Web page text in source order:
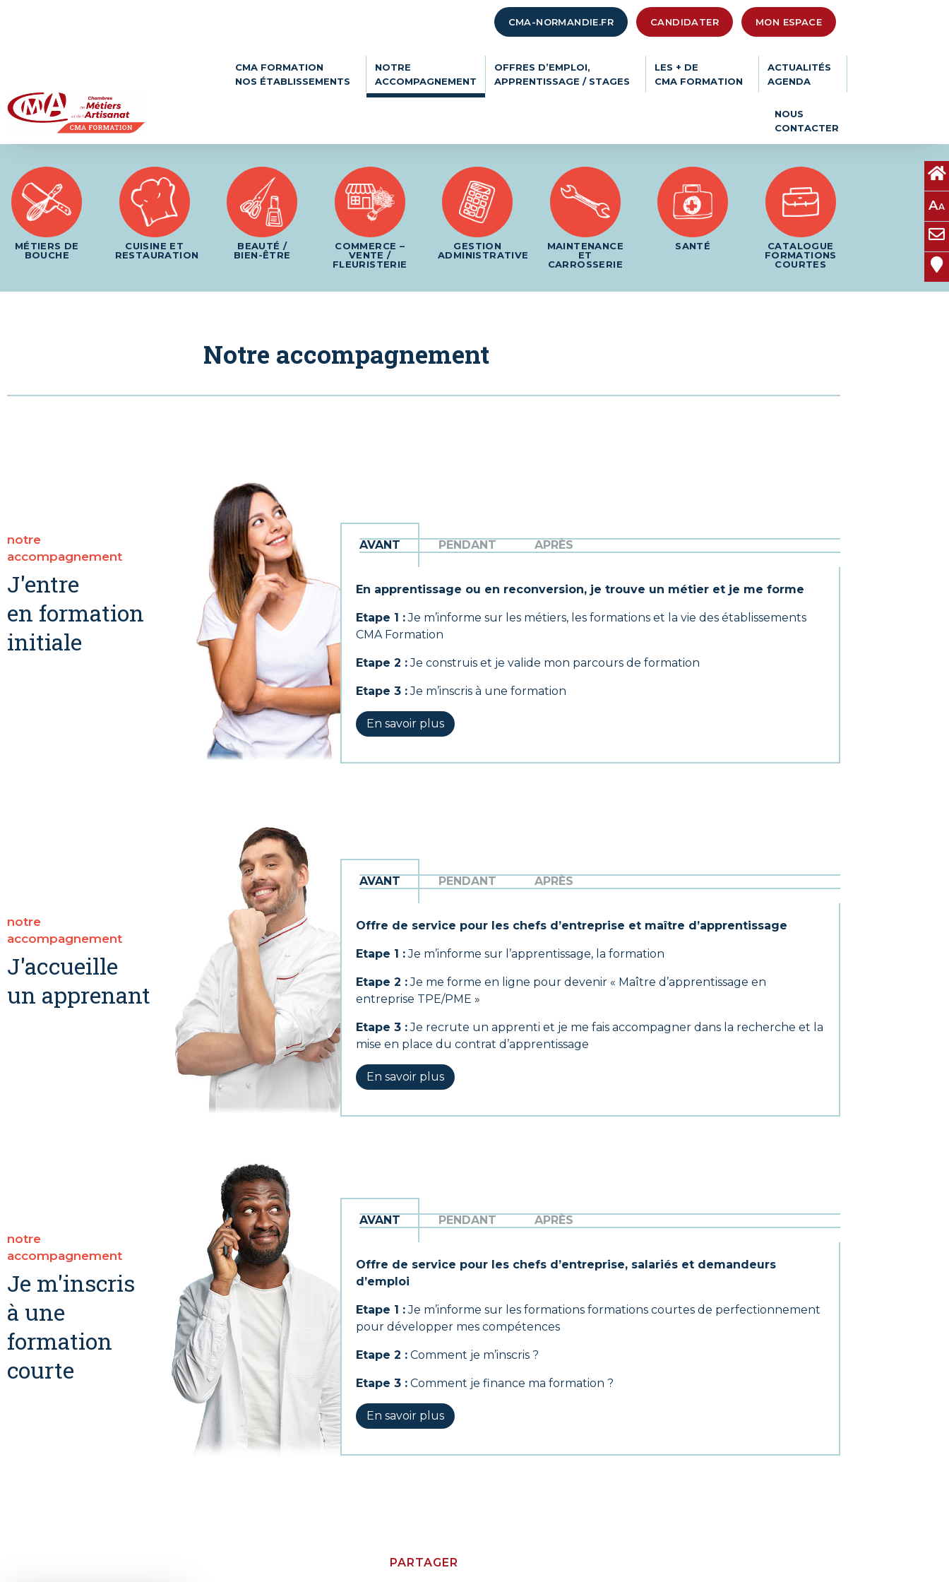
CMA-NORMANDIE.FR CANDIDATER MON ESPACE
CMA FORMATION
NOS ÉTABLISSEMENTS
NOTRE
ACCOMPAGNEMENT
OFFRES D’EMPLOI,
APPRENTISSAGE / STAGES
LES + DE
CMA FORMATION
ACTUALITÉS
AGENDA
NOUS
CONTACTER
MÉTIERS DE
BOUCHE
CUISINE ET
RESTAURATION
BEAUTÉ /
BIEN-ÊTRE
COMMERCE –
VENTE /
FLEURISTERIE
GESTION
ADMINISTRATIVE
MAINTENANCE
ET
CARROSSERIE
SANTÉ
CATALOGUE
FORMATIONS
COURTES
AA
Notre accompagnement
notre
accompagnement
J'entre
en formation
initiale
AVANT PENDANT APRÈS
En apprentissage ou en reconversion, je trouve un métier et je me forme
Etape 1 :Je m’informe sur les métiers, les formations et la vie des établissements
CMA Formation
Etape 2 :Je construis et je valide mon parcours de formation
Etape 3 :Je m’inscris à une formation
En savoir plus
notre
accompagnement
J'accueille
un apprenant
AVANT PENDANT APRÈS
Offre de service pour les chefs d’entreprise et maître d’apprentissage
Etape 1 :Je m’informe sur l’apprentissage, la formation
Etape 2 :Je me forme en ligne pour devenir « Maître d’apprentissage en
entreprise TPE/PME »
Etape 3 :Je recrute un apprenti et je me fais accompagner dans la recherche et la
mise en place du contrat d’apprentissage
En savoir plus
notre
accompagnement
Je m'inscris
à une
formation
courte
AVANT PENDANT APRÈS
Offre de service pour les chefs d’entreprise, salariés et demandeurs
d’emploi
Etape 1 :Je m’informe sur les formations formations courtes de perfectionnement
pour développer mes compétences
Etape 2 : Comment je m’inscris ?
Etape 3 : Comment je finance ma formation ?
En savoir plus
PARTAGER